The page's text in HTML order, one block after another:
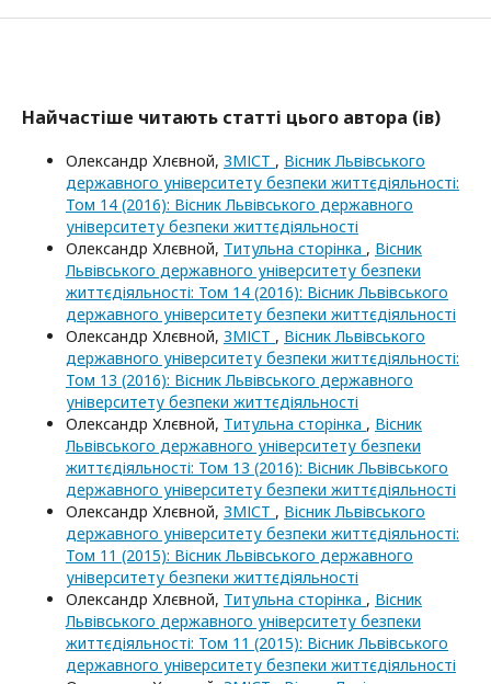
Найчастіше читають статті цього автора (ів)
Олександр Хлєвной, ЗМІСТ , Вісник Львівського
державного університету безпеки життєдіяльності:
Том 14 (2016): Вісник Львівського державного
університету безпеки життєдіяльності
Олександр Хлєвной, Титульна сторінка , Вісник
Львівського державного університету безпеки
життєдіяльності: Том 14 (2016): Вісник Львівського
державного університету безпеки життєдіяльності
Олександр Хлєвной, ЗМІСТ , Вісник Львівського
державного університету безпеки життєдіяльності:
Том 13 (2016): Вісник Львівського державного
університету безпеки життєдіяльності
Олександр Хлєвной, Титульна сторінка , Вісник
Львівського державного університету безпеки
життєдіяльності: Том 13 (2016): Вісник Львівського
державного університету безпеки життєдіяльності
Олександр Хлєвной, ЗМІСТ , Вісник Львівського
державного університету безпеки життєдіяльності:
Том 11 (2015): Вісник Львівського державного
університету безпеки життєдіяльності
Олександр Хлєвной, Титульна сторінка , Вісник
Львівського державного університету безпеки
життєдіяльності: Том 11 (2015): Вісник Львівського
державного університету безпеки життєдіяльності